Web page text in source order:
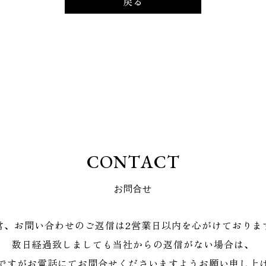
CONTACT
お問合せ
、お問い合わせのご返信は2営業日以内を心がけておりま
数日経過致しましても当社からの返信がない場合は、
すがお電話にてお問合せくださいますようお願い申し上